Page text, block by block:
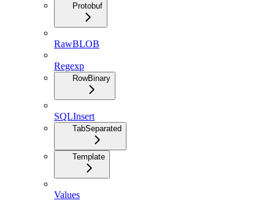
Protobuf
RawBLOB
Regexp
RowBinary
SQLInsert
TabSeparated
Template
Values